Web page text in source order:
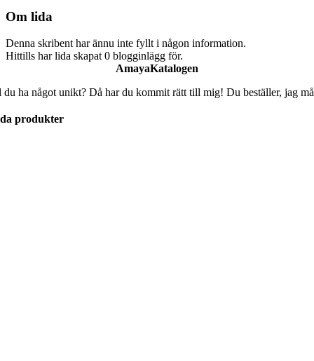
Om lida
Denna skribent har ännu inte fyllt i någon information.
Hittills har lida skapat 0 blogginlägg för.
AmayaKatalogen
ha något unikt? Då har du kommit rätt till mig! Du beställer, jag
produkter